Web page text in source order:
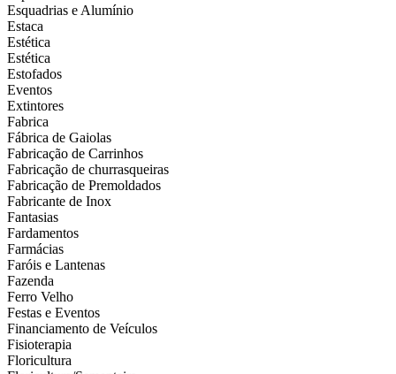
Esquadrias e Alumínio
Estaca
Estética
Estética
Estofados
Eventos
Extintores
Fabrica
Fábrica de Gaiolas
Fabricação de Carrinhos
Fabricação de churrasqueiras
Fabricação de Premoldados
Fabricante de Inox
Fantasias
Fardamentos
Farmácias
Faróis e Lantenas
Fazenda
Ferro Velho
Festas e Eventos
Financiamento de Veículos
Fisioterapia
Floricultura